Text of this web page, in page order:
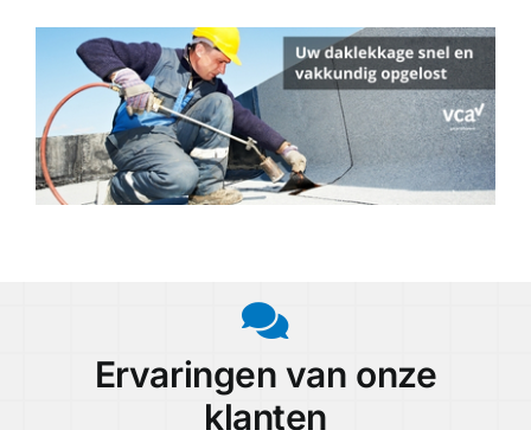
Ervaringen van onze
klanten